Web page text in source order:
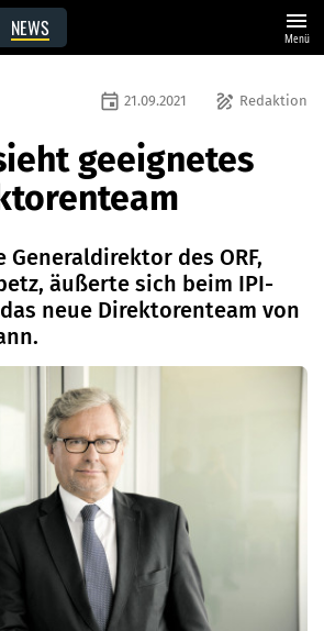
NEWS menu
Menü
draw Redaktion
event 21.09.2021
geeignetes
Generaldirektor des ORF,
äußerte sich beim IPI-
neue Direktorenteam von